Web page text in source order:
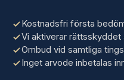
Kostnadsfri första
Vi aktiverar rättsskyddet
Ombud vid samtliga
Inget arvode inbetalas